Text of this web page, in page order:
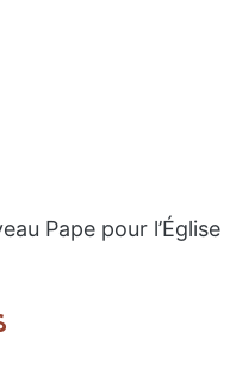
Pape pour l’Église